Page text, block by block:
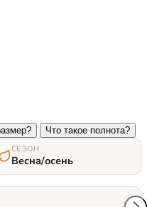
Что такое полнота?
СЕЗОН
Весна/осень